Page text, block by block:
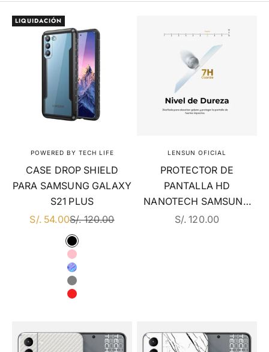
LIQUIDACIÓN
POWERED BY TECH LIFE
CASE DROP SHIELD
PARA SAMSUNG GALAXY
S21 PLUS
EN DSCTO
S/. 54.00PRECIO REGULAR
S/. 120.00
COLOR
NEGRO
ROSA
TORNASOL
GRIS
ROJO
LENSUN OFICIAL
PROTECTOR DE
PANTALLA HD
NANOTECH SAMSUNG
GALAXY S21 PLUS
EN DSCTO
S/. 120.00